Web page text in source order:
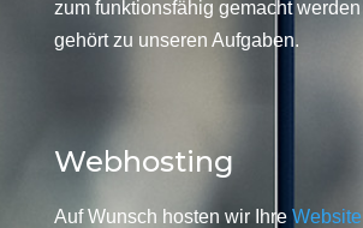
zum funktionsfähig gemacht
gehört zu unseren Aufgaben.
Webhosting
Auf Wunsch hosten wir Ihre Website